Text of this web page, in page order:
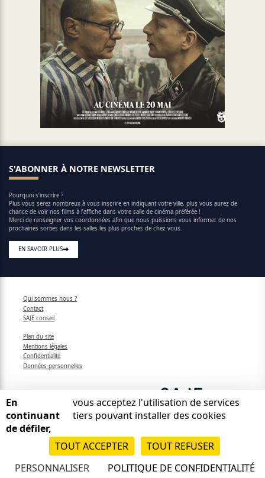
S'ABONNER À NOTRE NEWSLETTER
Pourquoi s’inscrire ?
Plus vous serez nombreux à vous inscrire en indiquant votre ville, plus vous aurez de
chance de voir nos films à l’affiche dans votre salle de cinéma préférée !
Merci de renseigner vos coordonnées afin que nous puissions vous informer de nos
prochaines sorties dans les salles les plus proches de chez vous.
EN SAVOIR PLUS
Qui sommes nous ?
Contact
SAJE conseil
Plan du site
Mentions légales
Confidentialité
Données personnelles
En
continuant
de défiler,
vous acceptez l'utilisation de services
tiers pouvant installer des cookies
TOUT ACCEPTER
TOUT REFUSER
PERSONNALISER
POLITIQUE DE CONFIDENTIALITÉ